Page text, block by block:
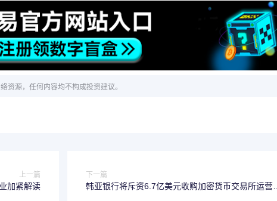
资源，任何内容均不构成投资建议。
上一篇
加紧解读
下一篇
韩亚银行将斥资6.7亿美元收购加密货币交易所运营商